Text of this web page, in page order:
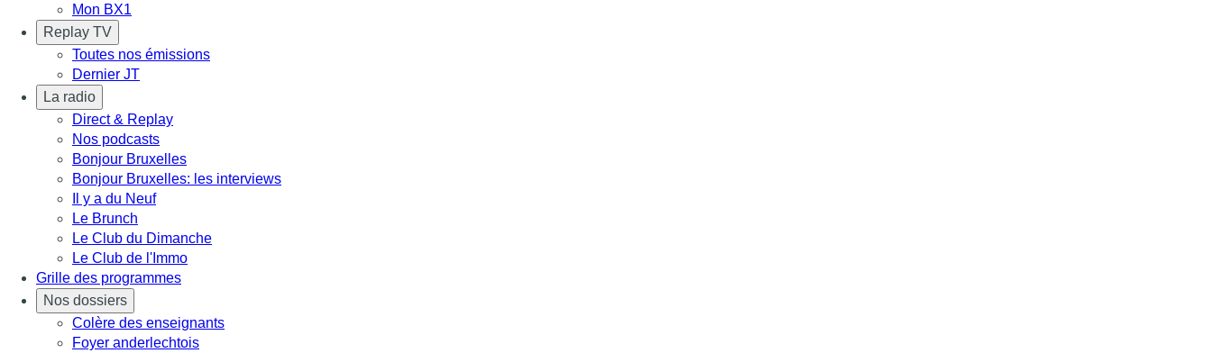
Mon BX1
Replay TV
Toutes nos émissions
Dernier JT
La radio
Direct & Replay
Nos podcasts
Bonjour Bruxelles
Bonjour Bruxelles: les interviews
Il y a du Neuf
Le Brunch
Le Club du Dimanche
Le Club de l'Immo
Grille des programmes
Nos dossiers
Colère des enseignants
Foyer anderlechtois